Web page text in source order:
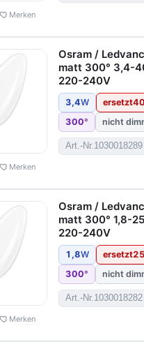
Merken
Merken
Osram /
matt 300° 3,4-
220-240V
3,4W ersetzt40
300° nicht
Art.-Nr.1030018289
Merken
Osram /
matt 300° 1,8-
220-240V
1,8W ersetzt25
300° nicht
Art.-Nr.1030018282